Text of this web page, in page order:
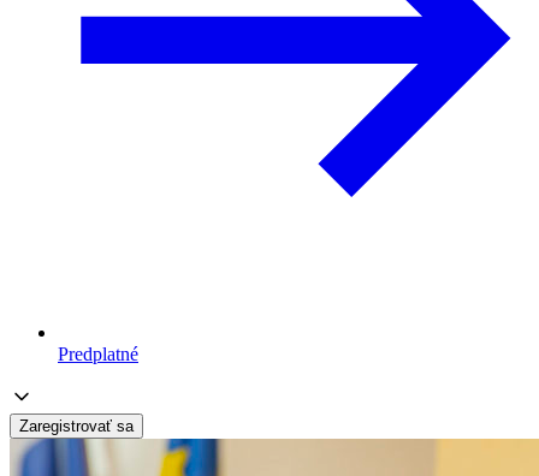
Predplatné
Zaregistrovať sa